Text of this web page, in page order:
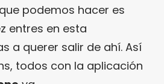
podemos hacer es
entres en esta
a querer salir de ahí. Así
todos con la aplicación